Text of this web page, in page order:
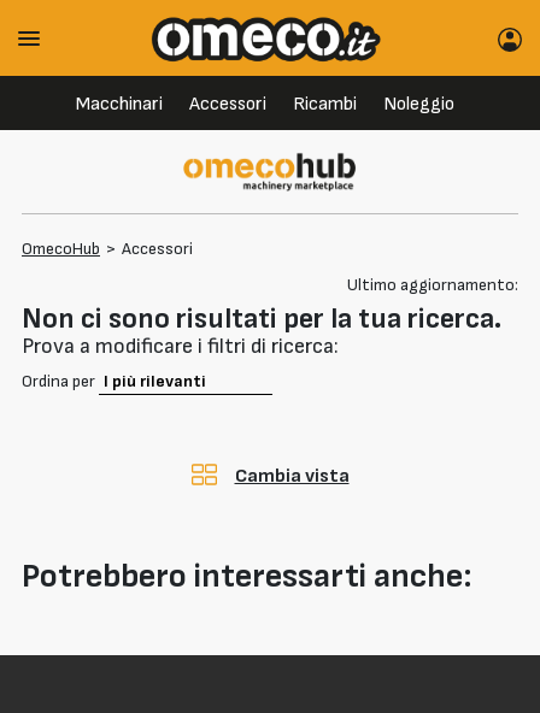
Macchinari Accessori Ricambi Noleggio
OmecoHub > Accessori
Ultimo aggiornamento:
Non ci sono risultati per la tua ricerca.
Prova a modificare i filtri di ricerca:
Ordina per
Cambia vista
Potrebbero interessarti anche: